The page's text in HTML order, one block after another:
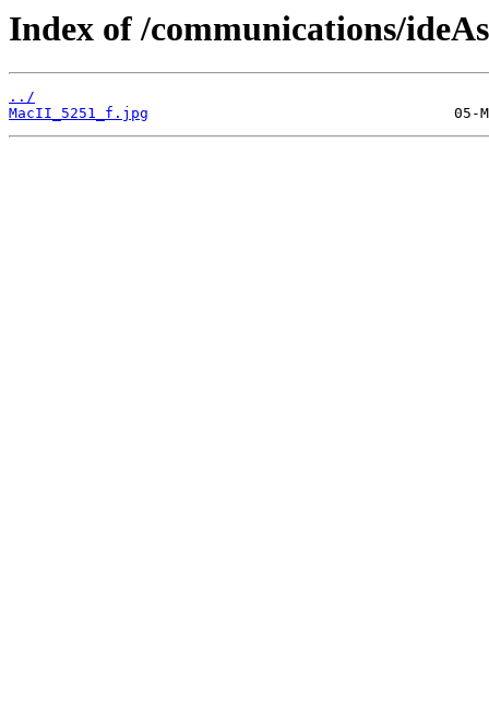
Index of /communications/
../
MacII_5251_f.jpg